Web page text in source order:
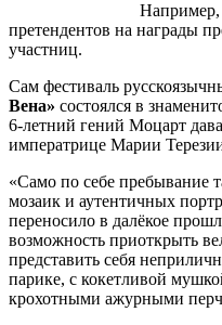
Например,
претендентов на награды
участниц.
Сам фестиваль
Вена» состоялся в
6-летний гений Моцарт
императрице Марии
«Само по себе пребывание
мозаик и аутентичных
переносило в далёкое
возможность приоткрыть
представить себя
парике, с кокетливой
крохотными ажурными